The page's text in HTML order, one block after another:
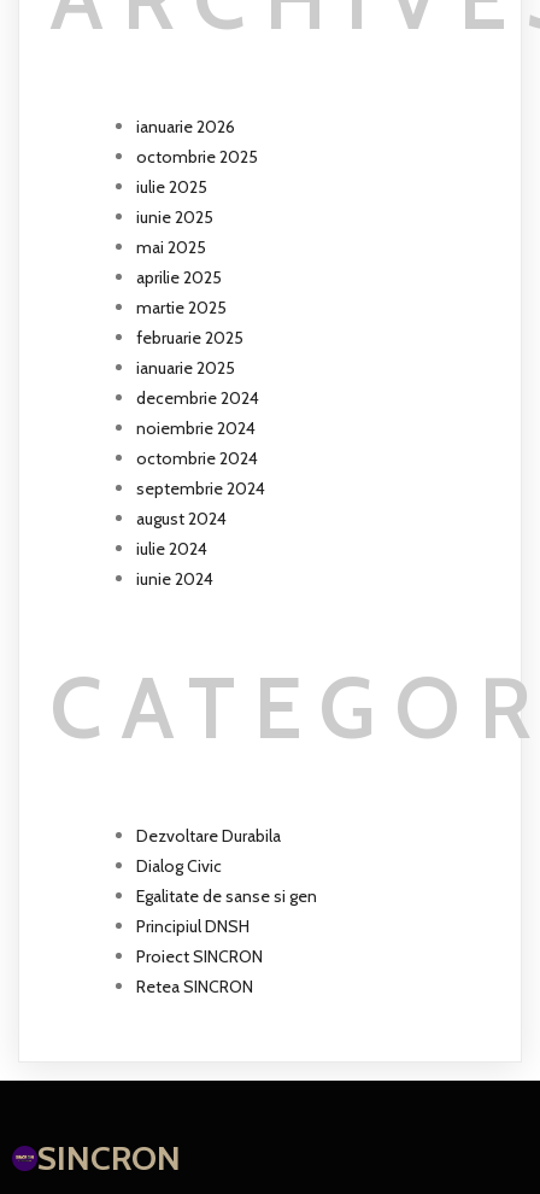
ianuarie 2026
octombrie 2025
iulie 2025
iunie 2025
mai 2025
aprilie 2025
martie 2025
februarie 2025
ianuarie 2025
decembrie 2024
noiembrie 2024
octombrie 2024
septembrie 2024
august 2024
iulie 2024
iunie 2024
Dezvoltare Durabila
Dialog Civic
Egalitate de sanse si gen
Principiul DNSH
Proiect SINCRON
Retea SINCRON
SINCRON